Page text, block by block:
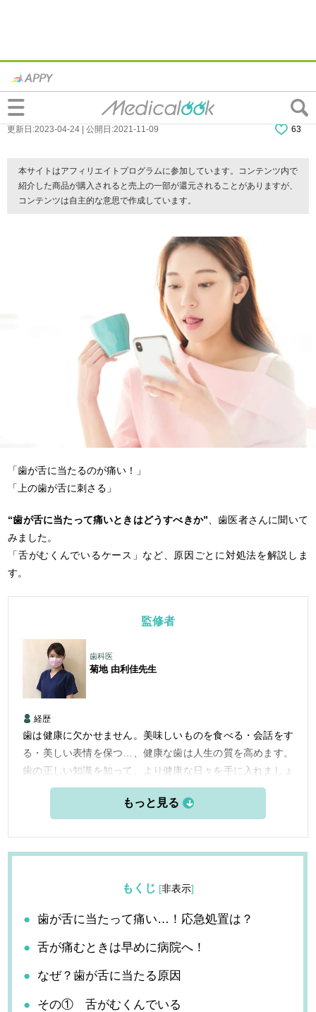
歯が舌に当たって痛い！対処法は？応急処
置から治療法まで。歯科医師監修
更新日:2023-04-24 | 公開日:2021-11-09 63
本サイトはアフィリエイトプログラムに参加しています。コンテンツ内で
紹介した商品が購入されると売上の一部が還元されることがありますが、
コンテンツは自主的な意思で作成しています。
「歯が舌に当たるのが痛い！」
「上の歯が舌に刺さる」
“歯が舌に当たって痛いときはどうすべきか” 、歯医者さんに聞いて
みました。
「舌がむくんでいるケース」など、原因ごとに対処法を解説しま
す。
監修者
歯科医
菊地 由利佳先生
経歴
歯は健康に欠かせません。美味しいものを食べる・会話をす
る・美しい表情を保つ…、健康な歯は人生の質を高めます。
歯の正しい知識を知って、より健康な日々を手に入れましょ
もくじ [非表示]
歯が舌に当たって痛い…！応急処置は？
舌が痛むときは早めに病院へ！
なぜ？歯が舌に当たる原因
その① 舌がむくんでいる